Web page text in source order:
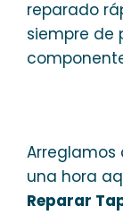
reparado
siempre de
Arreglamos
una hora
Reparar